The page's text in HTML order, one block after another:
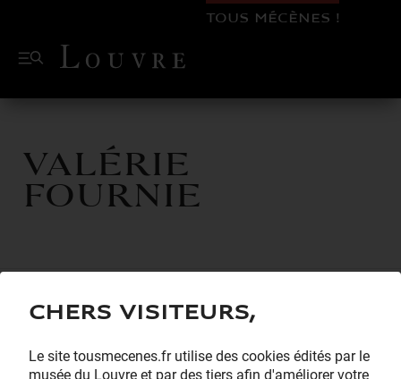
TOUS MÉCÈNES !
Valérie
Fournie
Chers visiteurs,
Le site tousmecenes.fr utilise des cookies édités par le
musée du Louvre et par des tiers afin d'améliorer votre